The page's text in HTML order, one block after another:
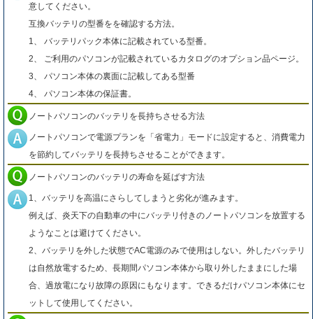
意してください。
互換バッテリの型番をを確認する方法。
1、 バッテリパック本体に記載されている型番。
2、 ご利用のパソコンが記載されているカタログのオプション品ページ。
3、 パソコン本体の裏面に記載してある型番
4、 パソコン本体の保証書。
ノートパソコンのバッテリを長持ちさせる方法
ノートパソコンで電源プランを「省電力」モードに設定すると、消費電力
を節約してバッテリを長持ちさせることができます。
ノートパソコンのバッテリの寿命を延ばす方法
1、バッテリを高温にさらしてしまうと劣化が進みます。
例えば、炎天下の自動車の中にバッテリ付きのノートパソコンを放置する
ようなことは避けてください。
2、バッテリを外した状態でAC電源のみで使用はしない。外したバッテリ
は自然放電するため、長期間パソコン本体から取り外したままにした場
合、過放電になり故障の原因にもなります。できるだけパソコン本体にセ
ットして使用してください。